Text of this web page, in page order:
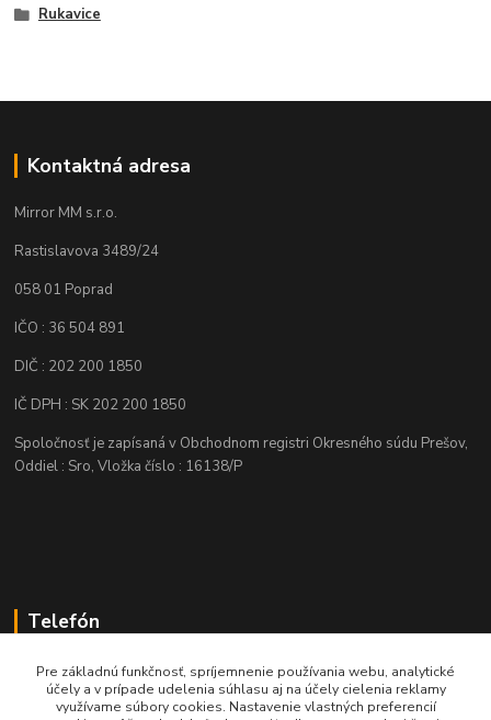
Rukavice
Kontaktná adresa
Mirror MM s.r.o.
Rastislavova 3489/24
058 01 Poprad
IČO : 36 504 891
DIČ : 202 200 1850
IČ DPH : SK 202 200 1850
Spoločnosť je zapísaná v Obchodnom registri Okresného súdu Prešov,
Oddiel : Sro, Vložka číslo : 16138/P
Telefón
+421 905 622 625
Pre základnú funkčnosť, spríjemnenie používania webu, analytické
účely a v prípade udelenia súhlasu aj na účely cielenia reklamy
využívame súbory cookies. Nastavenie vlastných preferencií